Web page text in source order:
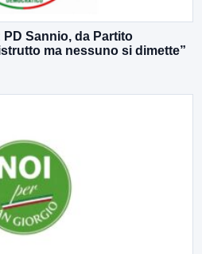
PD Sannio, da Partito
ma nessuno si dimette”